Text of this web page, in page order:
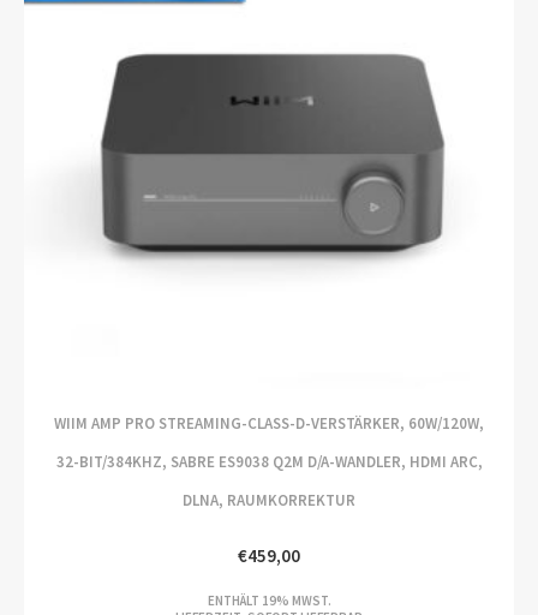
WIIM AMP PRO STREAMING-CLASS-D-VERSTÄRKER, 60W/120W,
32-BIT/384KHZ, SABRE ES9038 Q2M D/A-WANDLER, HDMI ARC,
DLNA, RAUMKORREKTUR
€459,00
ENTHÄLT 19% MWST.